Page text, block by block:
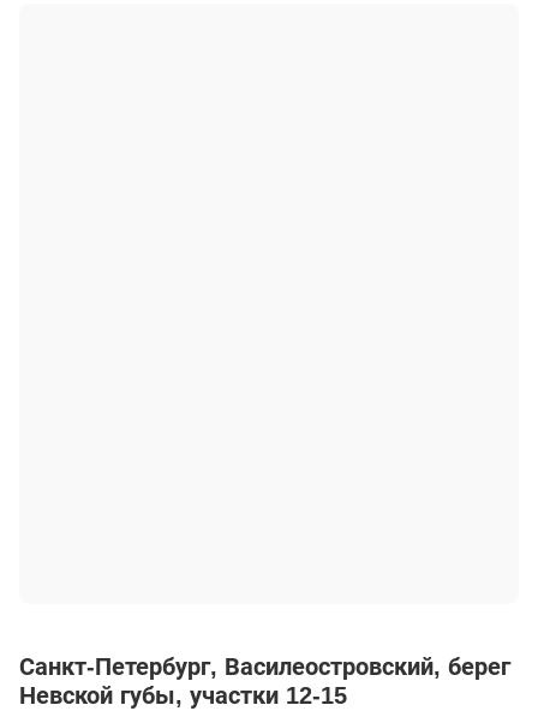
Санкт-Петербург Василеостровский берег
Невской губы, участки 12-15